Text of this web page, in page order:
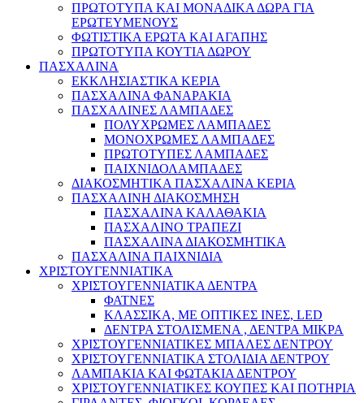
ΠΡΩΤΟΤΥΠΑ ΚΑΙ ΜΟΝΑΔΙΚΑ ΔΩΡΑ ΓΙΑ
ΕΡΩΤΕΥΜΕΝΟΥΣ
ΦΩΤΙΣΤΙΚΑ ΕΡΩΤΑ ΚΑΙ ΑΓΑΠΗΣ
ΠΡΩΤΟΤΥΠΑ ΚΟΥΤΙΑ ΔΩΡΟΥ
ΠΑΣΧΑΛΙΝΑ
ΕΚΚΛΗΣΙΑΣΤΙΚΑ ΚΕΡΙΑ
ΠΑΣΧΑΛΙΝΑ ΦΑΝΑΡΑΚΙΑ
ΠΑΣΧΑΛΙΝΕΣ ΛΑΜΠΑΔΕΣ
ΠΟΛΥΧΡΩΜΕΣ ΛΑΜΠΑΔΕΣ
ΜΟΝΟΧΡΩΜΕΣ ΛΑΜΠΑΔΕΣ
ΠΡΩΤΟΤΥΠΕΣ ΛΑΜΠΑΔΕΣ
ΠΑΙΧΝΙΔΟΛΑΜΠΑΔΕΣ
ΔΙΑΚΟΣΜΗΤΙΚΑ ΠΑΣΧΑΛΙΝΑ ΚΕΡΙΑ
ΠΑΣΧΑΛΙΝΗ ΔΙΑΚΟΣΜΗΣΗ
ΠΑΣΧΑΛΙΝΑ ΚΑΛΑΘΑΚΙΑ
ΠΑΣΧΑΛΙΝΟ ΤΡΑΠΕΖΙ
ΠΑΣΧΑΛΙΝΑ ΔΙΑΚΟΣΜΗΤΙΚΑ
ΠΑΣΧΑΛΙΝΑ ΠΑΙΧΝΙΔΙΑ
ΧΡΙΣΤΟΥΓΕΝΝΙΑΤΙΚΑ
ΧΡΙΣΤΟΥΓΕΝΝΙΑΤΙΚΑ ΔΕΝΤΡΑ
ΦΑΤΝΕΣ
ΚΛΑΣΣΙΚΑ, ΜΕ ΟΠΤΙΚΕΣ ΙΝΕΣ, LED
ΔΕΝΤΡΑ ΣΤΟΛΙΣΜΕΝΑ , ΔΕΝΤΡΑ ΜΙΚΡΑ
ΧΡΙΣΤΟΥΓΕΝΝΙΑΤΙΚΕΣ ΜΠΑΛΕΣ ΔΕΝΤΡΟΥ
ΧΡΙΣΤΟΥΓΕΝΝΙΑΤΙΚΑ ΣΤΟΛΙΔΙΑ ΔΕΝΤΡΟΥ
ΛΑΜΠΑΚΙΑ ΚΑΙ ΦΩΤΑΚΙΑ ΔΕΝΤΡΟΥ
ΧΡΙΣΤΟΥΓΕΝΝΙΑΤΙΚΕΣ ΚΟΥΠΕΣ ΚΑΙ ΠΟΤΗΡΙΑ